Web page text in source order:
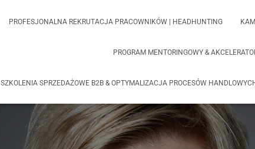
PROFESJONALNA REKRUTACJA PRACOWNIKÓW | HEADHUNTING
PROGRAM MENTORINGOWY &
SZKOLENIA SPRZEDAŻOWE B2B & OPTYMALIZACJA PROCESÓW